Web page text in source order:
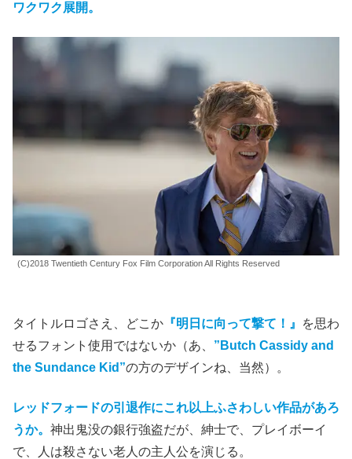
ワクワク展開。
(C)2018 Twentieth Century Fox Film Corporation All Rights Reserved
タイトルロゴさえ、どこか 『明日に向って撃て！』
を思わ
せるフォント使用ではないか（あ、 ”Butch Cassidy and
the Sundance Kid”の方のデザインね、当然）。
レッドフォードの引退作にこれ以上ふさわしい作品があろ
うか。 神出鬼没の銀行強盗だが、紳士で、プレイボーイ
で、人は殺さない老人の主人公を演じる。